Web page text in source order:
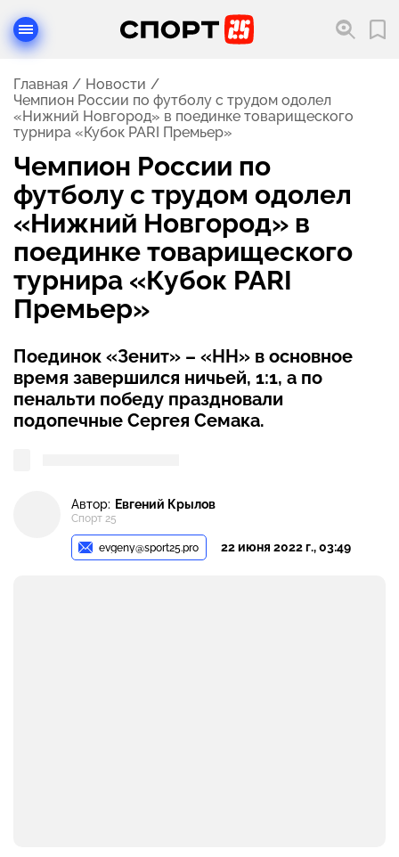
Главная
Новости
Чемпион России по футболу с трудом одолел
«Нижний Новгород» в поединке товарищеского
турнира «Кубок PARI Премьер»
Чемпион России по
футболу с трудом одолел
«Нижний Новгород» в
поединке товарищеского
турнира «Кубок PARI
Премьер»
Поединок «Зенит» – «НН» в основное
время завершился ничьей, 1:1, а по
пенальти победу праздновали
подопечные Сергея Семака.
Автор: Евгений Крылов
Спорт 25
evgeny@sport25.pro 22 июня 2022 г., 03:49